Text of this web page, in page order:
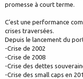
promesse à court terme.
C’est une performance
crises traversées.
Depuis le lancement du
-Crise de 2002
-Crise de 2008
-Crise des dettes
-Crise des small caps en